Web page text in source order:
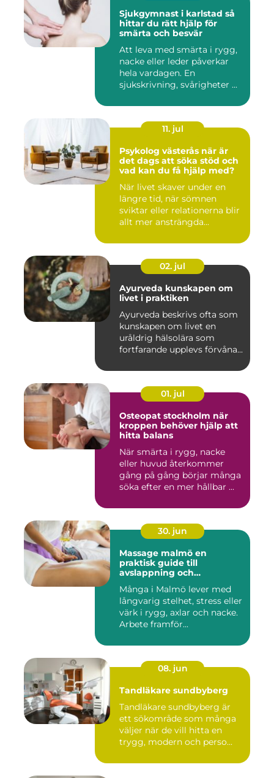
Sjukgymnast i karlstad så
hittar du rätt hjälp för
smärta och besvär
Att leva med smärta i rygg,
nacke eller leder påverkar
hela vardagen. En
sjukskrivning, svårigheter ...
11. jul
Psykolog västerås när är
det dags att söka stöd och
vad kan du få hjälp med?
När livet skaver under en
längre tid, när sömnen
sviktar eller relationerna blir
allt mer ansträngda...
02. jul
Ayurveda kunskapen om
livet i praktiken
Ayurveda beskrivs ofta som
kunskapen om livet en
uråldrig hälsolära som
fortfarande upplevs förvåna...
01. jul
Osteopat stockholm när
kroppen behöver hjälp att
hitta balans
När smärta i rygg, nacke
eller huvud återkommer
gång på gång börjar många
söka efter en mer hållbar ...
30. jun
Massage malmö en
praktisk guide till
avslappning och
Många i Malmö lever med
långvarig stelhet, stress eller
värk i rygg, axlar och nacke.
Arbete framför...
08. jun
Tandläkare sundbyberg
Tandläkare sundbyberg är
ett sökområde som många
väljer när de vill hitta en
trygg, modern och perso...